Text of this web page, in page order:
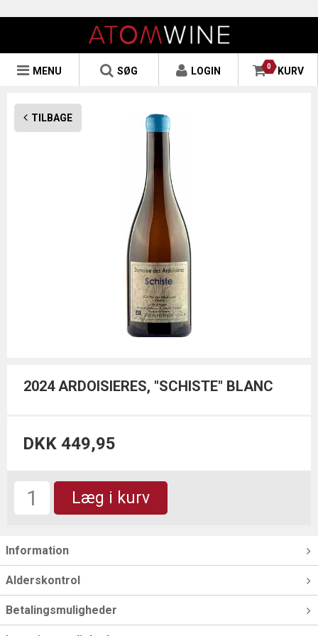
0 KURV
LOGIN
SØG
MENU
TILBAGE
2024 ARDOISIERES, "SCHISTE" BLANC
DKK 449,95
Læg i kurv
Information
Alderskontrol
Betalingsmuligheder